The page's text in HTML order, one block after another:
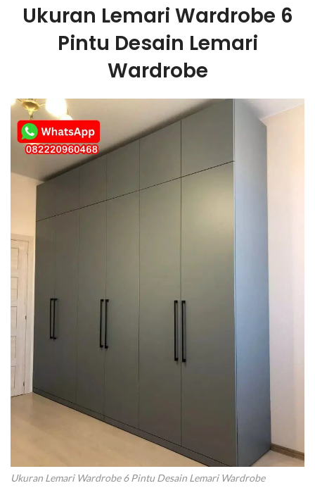
Ukuran Lemari Wardrobe 6
Pintu Desain Lemari
Wardrobe
Ukuran Lemari Wardrobe 6 Pintu Desain Lemari Wardrobe